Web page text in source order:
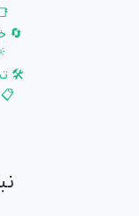
🔄
🛠️
📋